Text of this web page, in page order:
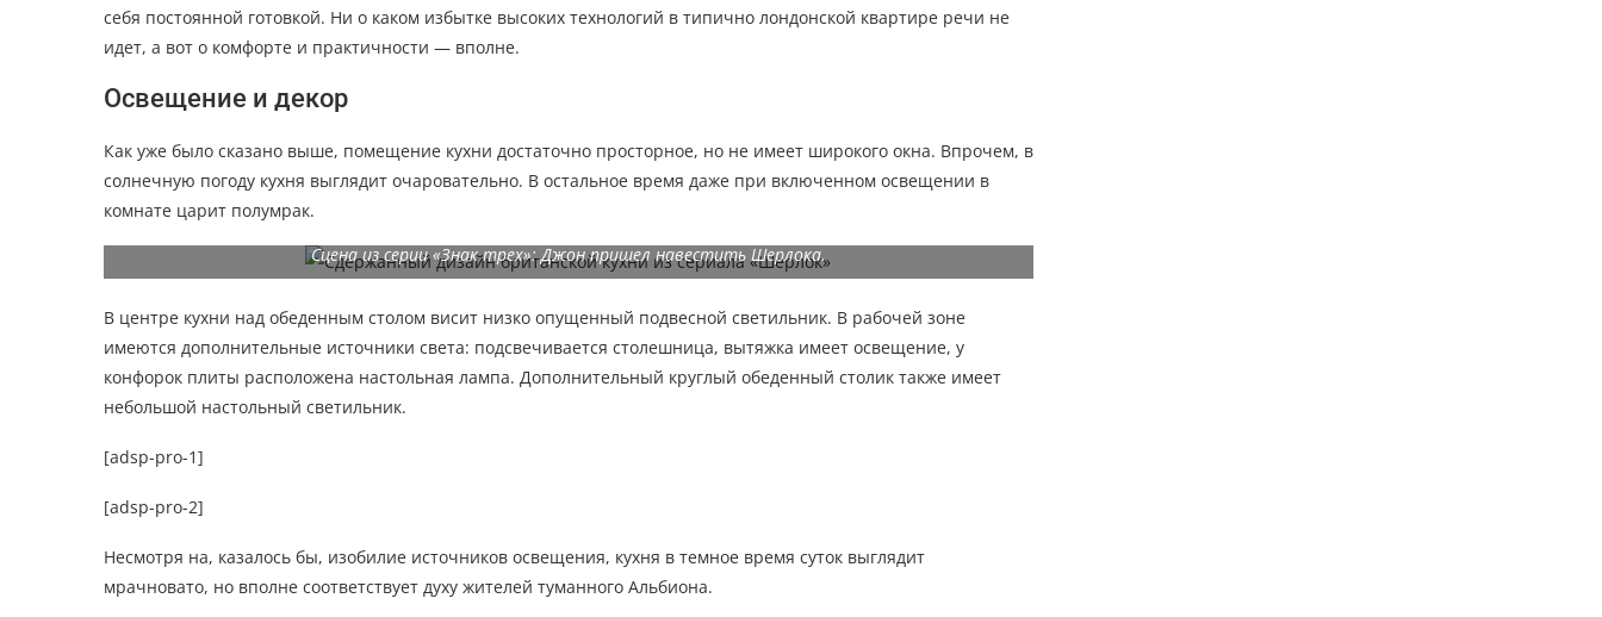
себя постоянной готовкой. Ни о каком избытке высоких технологий в типично лондонской квартире речи не
идет, а вот о комфорте и практичности — вполне.
Освещение и декор
Как уже было сказано выше, помещение кухни достаточно просторное, но не имеет широкого окна. Впрочем, в
солнечную погоду кухня выглядит очаровательно. В остальное время даже при включенном освещении в
комнате царит полумрак.
Сцена из серии «Знак трех»: Джон пришел навестить Шерлока.
В центре кухни над обеденным столом висит низко опущенный подвесной светильник. В рабочей зоне
имеются дополнительные источники света: подсвечивается столешница, вытяжка имеет освещение, у
конфорок плиты расположена настольная лампа. Дополнительный круглый обеденный столик также имеет
небольшой настольный светильник.
[adsp-pro-1]
[adsp-pro-2]
Несмотря на, казалось бы, изобилие источников освещения, кухня в темное время суток выглядит
мрачновато, но вполне соответствует духу жителей туманного Альбиона.